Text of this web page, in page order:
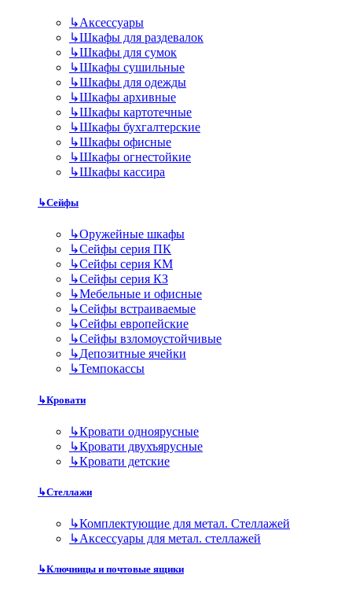
↳Аксессуары
↳Шкафы для раздевалок
↳Шкафы для сумок
↳Шкафы сушильные
↳Шкафы для одежды
↳Шкафы архивные
↳Шкафы картотечные
↳Шкафы бухгалтерские
↳Шкафы офисные
↳Шкафы огнестойкие
↳Шкафы кассира
↳Сейфы
↳Оружейные шкафы
↳Сейфы серия ПК
↳Сейфы серия КМ
↳Сейфы серия КЗ
↳Мебельные и офисные
↳Сейфы встраиваемые
↳Сейфы европейские
↳Сейфы взломоустойчивые
↳Депозитные ячейки
↳Темпокассы
↳Кровати
↳Кровати одноярусные
↳Кровати двухъярусные
↳Кровати детские
↳Стеллажи
↳Комплектующие для метал. Стеллажей
↳Аксессуары для метал. стеллажей
↳Ключницы и почтовые ящики